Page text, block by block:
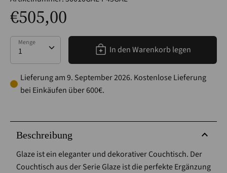
€505,00
Menge
Menge
In den Warenkorb legen
Lieferung am 9. September 2026. Kostenlose Lieferung
bei Einkäufen über 600€.
Beschreibung
Glaze ist ein eleganter und dekorativer Couchtisch. Der
Couchtisch aus der Serie Glaze ist die perfekte Ergänzung